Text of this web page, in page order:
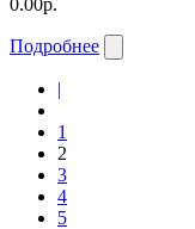
Подробнее
|
1
2
3
4
5